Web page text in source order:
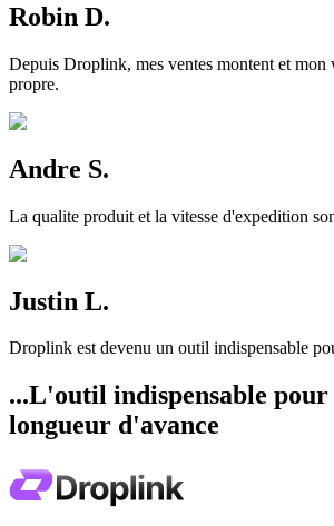
Robin D.
Depuis Droplink, mes ventes montent et
propre.
Andre S.
La qualite produit et la vitesse d'expedition
Justin L.
Droplink est devenu un outil indispensable
...L'outil indispensable
longueur d'avance